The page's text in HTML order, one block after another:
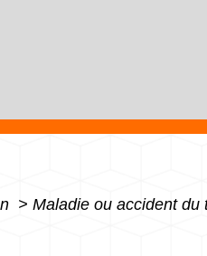
> Maladie ou accident